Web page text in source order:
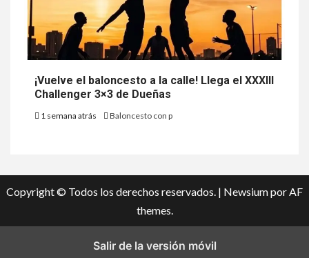
¡Vuelve el baloncesto a la calle! Llega el XXXIII
Challenger 3×3 de Dueñas
1 semana atrás Baloncesto con p
Copyright © Todos los derechos reservados. | Newsiumpor AF
themes.
Salir de la versión móvil